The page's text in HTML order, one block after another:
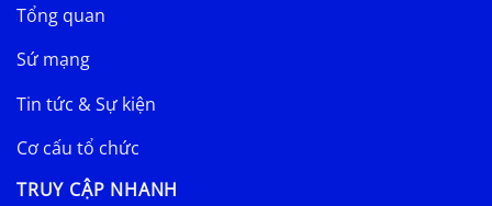
Tổng quan
Sứ mạng
Tin tức & Sự kiện
Cơ cấu tổ chức
TRUY CẬP NHANH